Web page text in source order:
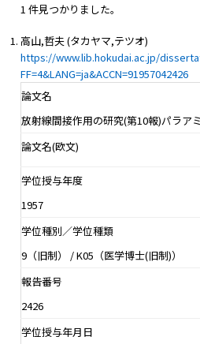
1 件見つかりました。
高山,哲夫 (タカヤマ,テツオ)
https://www.lib.hokudai.ac.jp/
FF=4&LANG=ja&ACCN=91957042426
論文名
放射線間接作用の研究(第10報)パラア
論文名(欧文)
学位授与年度
1957
学位種別／学位種類
9（旧制） / K05（医学博士(旧制)）
報告番号
2426
学位授与年月日